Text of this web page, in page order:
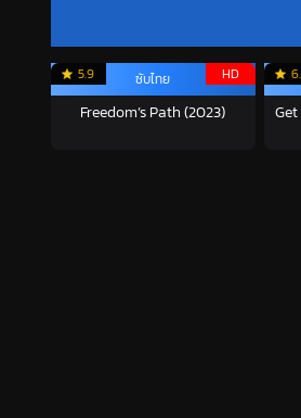
5.9 HD
ซับไทย
Freedom’s Path (2023)